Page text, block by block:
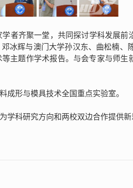
者齐聚一堂，共同探讨学科发展前
冰辉与澳门大学孙汉东、曲松楠、
主题作学术报告。与会专家与师生
成形与模具技术全国重点实验室。
学科研究方向和两校双边合作提供新